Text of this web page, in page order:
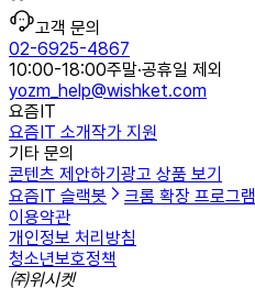
고객 문의
02-6925-4867
10:00-18:00주말·공휴일 제외
yozm_help@wishket.com
요즘IT
요즘IT 소개작가 지원
기타 문의
콘텐츠 제안하기광고 상품 보기
요즘IT 슬랙봇
크롬 확장 프로그램
이용약관
개인정보 처리방침
청소년보호정책
㈜위시켓